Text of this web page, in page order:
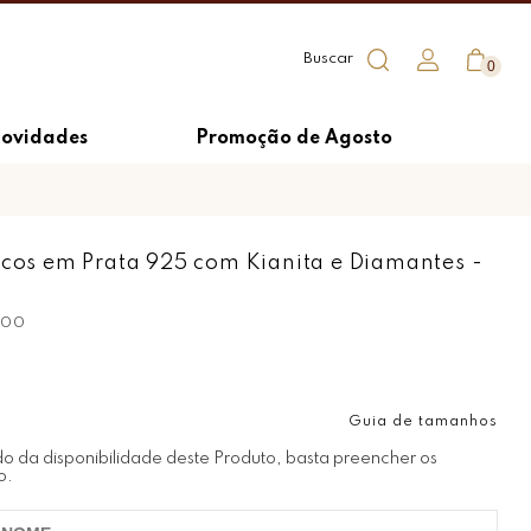
0
Promoção de Agosto
em Prata 925 com Kianita e Diamantes -
Guia de tamanhos
da disponibilidade deste Produto, basta preencher os